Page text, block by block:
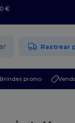
€
Rastrear
Brindes promo